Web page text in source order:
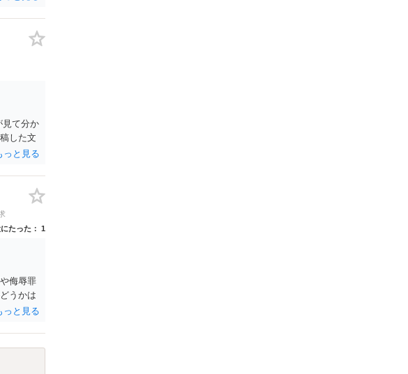
が、それ
見て分か
した文
求が進
→ケー
の請求
たった 1
侮辱罪
うかは
求もで
ただし
す。